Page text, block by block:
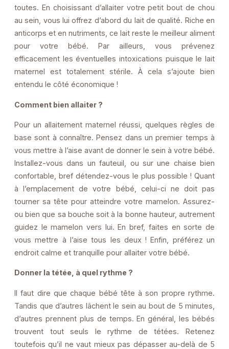
toutes. En choisissant d’allaiter votre petit bout de chou
au sein, vous lui offrez d’abord du lait de qualité. Riche en
anticorps et en nutriments, ce lait reste le meilleur aliment
pour votre bébé. Par ailleurs, vous prévenez
efficacement les éventuelles intoxications puisque le lait
maternel est totalement stérile. À cela s’ajoute bien
entendu le côté économique !
Comment bien allaiter ?
Pour un allaitement maternel réussi, quelques règles de
base sont à connaître. Pensez dans un premier temps à
vous mettre à l’aise avant de donner le sein à votre bébé.
Installez-vous dans un fauteuil, ou sur une chaise bien
confortable, bref détendez-vous le plus possible ! Quant
à l’emplacement de votre bébé, celui-ci ne doit pas
tourner sa tête pour atteindre votre mamelon. Assurez-
ou bien que sa bouche soit à la bonne hauteur, autrement
guidez le mamelon vers lui. En bref, faites en sorte de
vous mettre à l’aise tous les deux ! Enfin, préférez un
endroit calme et tranquille pour allaiter votre bébé.
Donner la tétée, à quel rythme ?
Il faut dire que chaque bébé tête à son propre rythme.
Tandis que d’autres lâchent le sein au bout de 5 minutes,
d’autres prennent plus de temps. En général, les bébés
trouvent tout seuls le rythme de tétées. Retenez
toutefois qu’il ne vaut mieux pas dépasser au-delà de 5